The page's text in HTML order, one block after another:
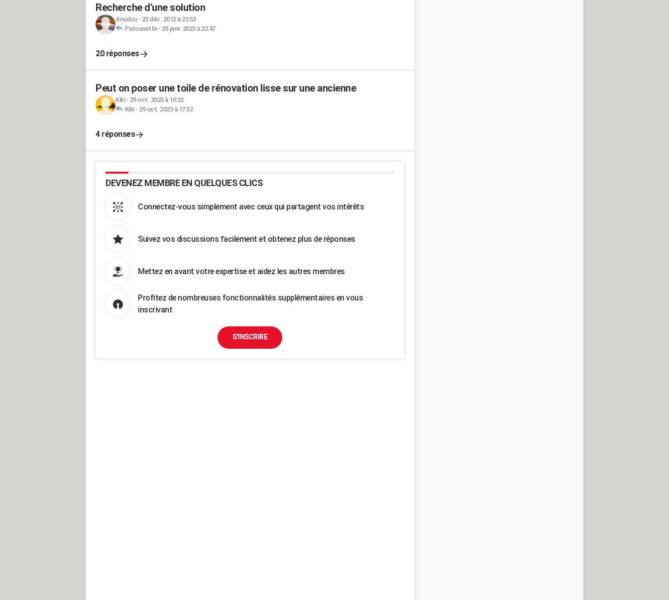
Recherche d'une solution
doudou- 23 déc. 2012 à 23:53
Patounette- 25 janv. 2023 à 22:47
20 réponses
Peut on poser une toile de rénovation lisse sur une ancienne
Kiki- 29 oct. 2023 à 10:22
Kiki- 29 oct. 2023 à 17:32
4 réponses
DEVENEZ MEMBRE EN QUELQUES CLICS
Connectez-vous simplement avec ceux qui partagent vos intérêts
Suivez vos discussions facilement et obtenez plus de réponses
Mettez en avant votre expertise et aidez les autres membres
Profitez de nombreuses fonctionnalités supplémentaires en vous
inscrivant
S'INSCRIRE